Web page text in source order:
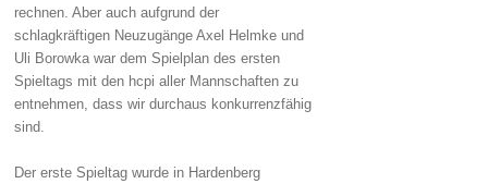
rechnen. Aber auch aufgrund der
schlagkräftigen Neuzugänge Axel Helmke und
Uli Borowka war dem Spielplan des ersten
Spieltags mit den hcpi aller Mannschaften zu
entnehmen, dass wir durchaus konkurrenzfähig
sind.
Der erste Spieltag wurde in Hardenberg